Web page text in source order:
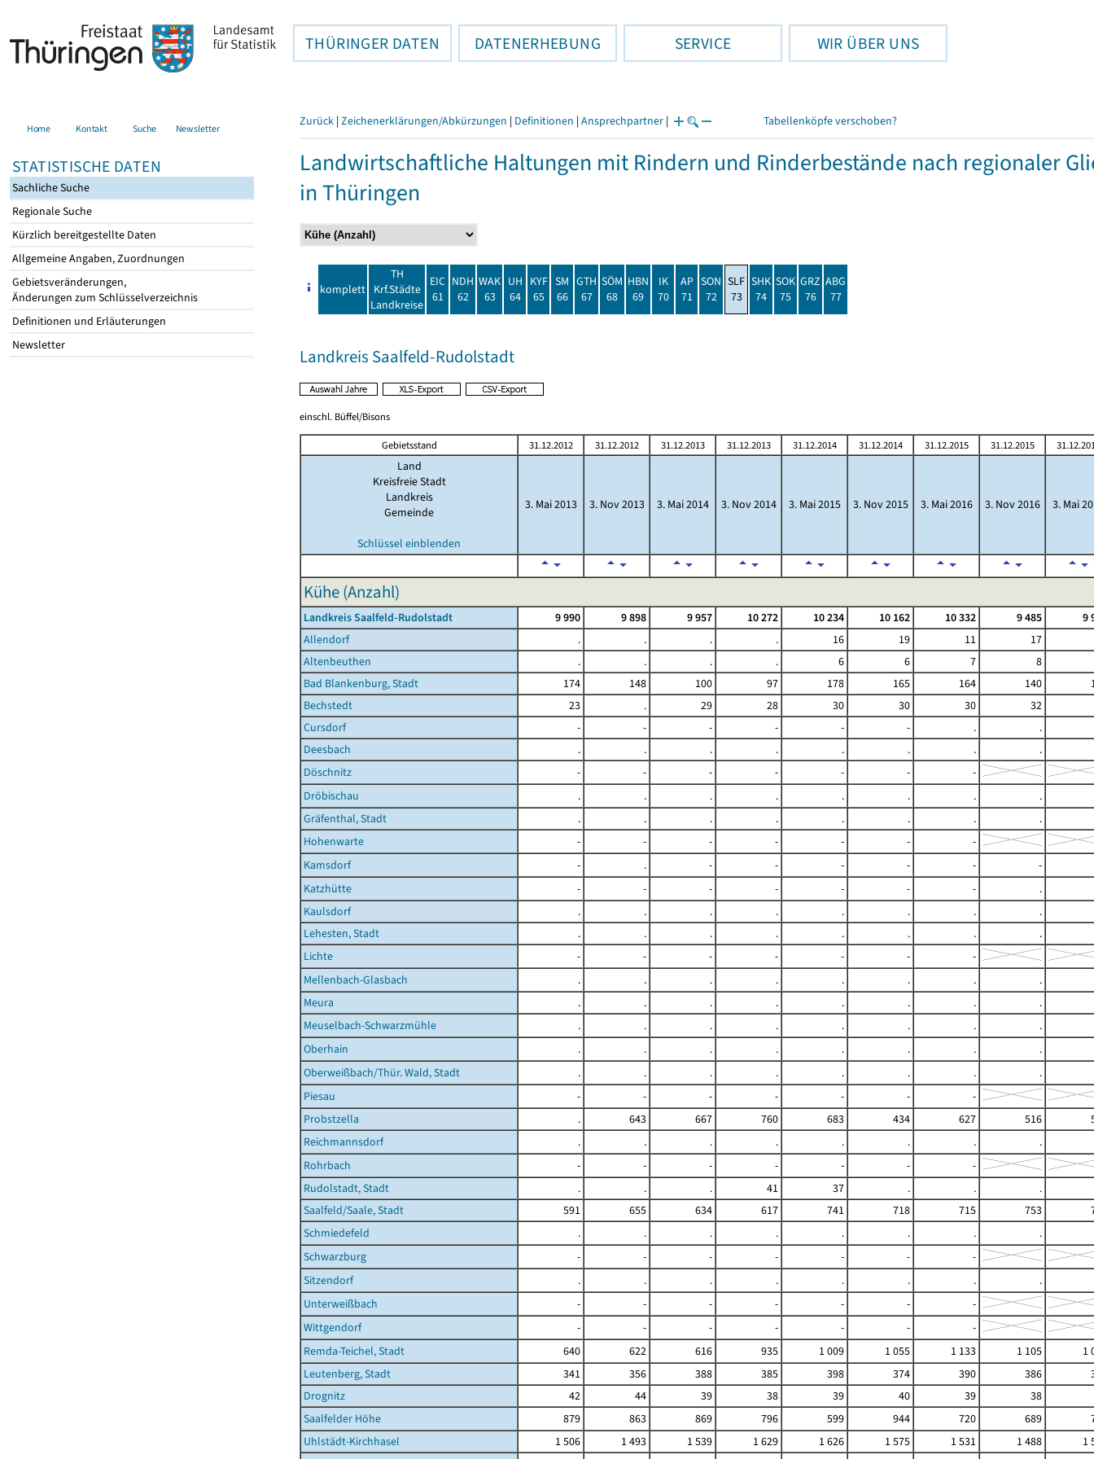
THÜRINGER DATEN DATENERHEBUNG SERVICE WIR ÜBER UNS
Home Kontakt Suche Newsletter
STATISTISCHE DATEN
Sachliche Suche
Regionale Suche
Kürzlich bereitgestellte Daten
Allgemeine Angaben, Zuordnungen
Gebietsveränderungen,
Änderungen zum Schlüsselverzeichnis
Definitionen und Erläuterungen
Newsletter
Zurück | Zeichenerklärungen/Abkürzungen | Definitionen | Ansprechpartner | Tabellenköpfe verschoben?
Landwirtschaftliche Haltungen mit Rindern und Rinderbestände nach regionaler
in Thüringen
komplett
TH
Krf.Städte
Landkreise
EIC
61
NDH
62
WAK
63
UH
64
KYF
65
SM
66
GTH
67
SÖM
68
HBN
69
IK
70
AP
71
SON
72
SLF
73
SHK
74
SOK
75
GRZ
76
ABG
77
Landkreis Saalfeld-Rudolstadt
einschl. Büffel/Bisons
Gebietsstand 31.12.2012 31.12.2012 31.12.2013 31.12.2013 31.12.2014 31.12.2014 31.12.2015 31.12.2015
Land
Kreisfreie Stadt
Landkreis
Gemeinde
Schlüssel einblenden
3. Mai 2013 3. Nov 2013 3. Mai 2014 3. Nov 2014 3. Mai 2015 3. Nov 2015 3. Mai 2016 3. Nov 2016 3. Mai
Kühe (Anzahl)
Landkreis Saalfeld-Rudolstadt 9 990 9 898 9 957 10 272 10 234 10 162 10 332 9 485
9
Allendorf
. . . . 16 19 11
17
Altenbeuthen
. . . . 6 6 7
8
Bad Blankenburg, Stadt
174 148 100 97 178 165 164 140
Bechstedt
23 . 29 28 30 30 30
32
Cursdorf
- - - - - - .
.
Deesbach
. . . . . . .
.
Döschnitz
- - - - - -
-
Dröbischau
. . . . . . .
.
Gräfenthal, Stadt
. . . . . . .
.
Hohenwarte
- - - - - -
-
Kamsdorf
- . - - - - -
-
Katzhütte
- - - - - - -
.
Kaulsdorf
. . . . . . .
.
Lehesten, Stadt
. . . . . . .
.
Lichte
- - - - - -
-
Mellenbach-Glasbach
. . . . . . .
.
Meura
. . . . . . .
.
Meuselbach-Schwarzmühle
. . . . . . .
.
Oberhain
. . . . . . .
.
Oberweißbach/Thür. Wald, Stadt
. . . . . . .
.
Piesau
- - - - - -
-
Probstzella
. 643 667 760 683 434 627 516
Reichmannsdorf
. . . . . . .
.
Rohrbach
- - - - - -
-
Rudolstadt, Stadt
. . . 41 37 . .
.
Saalfeld/Saale, Stadt
591 655 634 617 741 718 715 753
Schmiedefeld
. . . . . . .
.
Schwarzburg
- - - - - -
-
Sitzendorf
. . . . . . .
.
Unterweißbach
- - - - - -
-
Wittgendorf
- - - - - -
-
Remda-Teichel, Stadt
640 622 616 935 1 009 1 055 1 133 1 105
1
Leutenberg, Stadt
341 356 388 385 398 374 390 386
Drognitz
42 44 39 38 39 40 39
38
Saalfelder Höhe
879 863 869 796 599 944 720 689
Uhlstädt-Kirchhasel
1 506 1 493 1 539 1 629 1 626 1 575 1 531 1 488
1